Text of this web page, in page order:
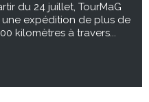
du 24 juillet, TourMaG
une expédition de plus de
kilomètres à travers...